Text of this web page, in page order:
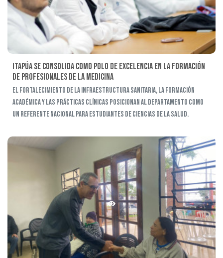
Itapúa se consolida como polo de excelencia en la formación
de profesionales de la medicina
El fortalecimiento de la infraestructura sanitaria, la formación
académica y las prácticas clínicas posicionan al departamento como
un referente nacional para estudiantes de ciencias de la salud.